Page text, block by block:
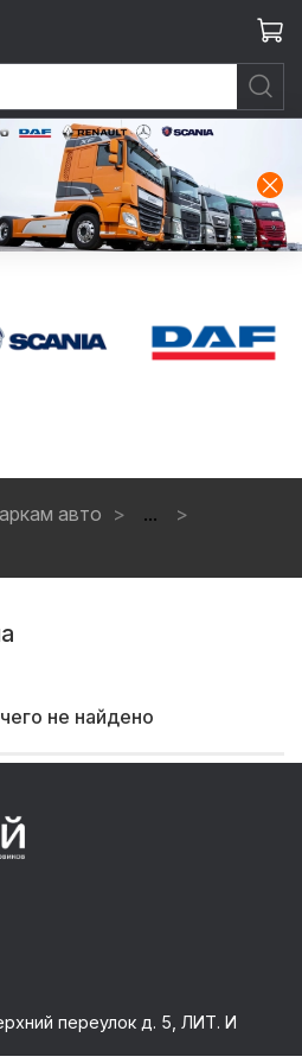
авто
...
не найдено
переулок д. 5, ЛИТ. И